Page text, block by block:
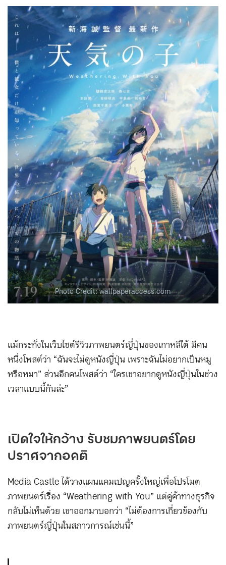
Photo Credit: wallpaperaccess.com
แม้กระทั่งในเว็บไซต์รีวิวภาพยนตร์ญี่ปุ่นของเกาหลีใต้ มีคน
หนึ่งโพสต์ว่า “ฉันจะไม่ดูหนังญี่ปุ่น เพราะฉันไม่อยากเป็นหมู
หรือหมา” ส่วนอีกคนโพสต์ว่า “ใครเขาอยากดูหนังญี่ปุ่นในช่วง
เวลาแบบนี้กันล่ะ”
เปิดใจให้กว้าง รับชมภาพยนตร์โดย
ปราศจากอคติ
Media Castle ได้วางแผนแคมเปญครั้งใหญ่เพื่อโปรโมต
ภาพยนตร์เรื่อง “Weathering with You” แต่คู่ค้าทางธุรกิจ
กลับไม่เห็นด้วย เขาออกมาบอกว่า “ไม่ต้องการเกี่ยวข้องกับ
ภาพยนตร์ญี่ปุ่นในสภาวการณ์เช่นนี้”